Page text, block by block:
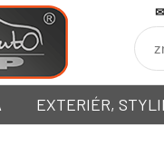
EXTERIÉR,